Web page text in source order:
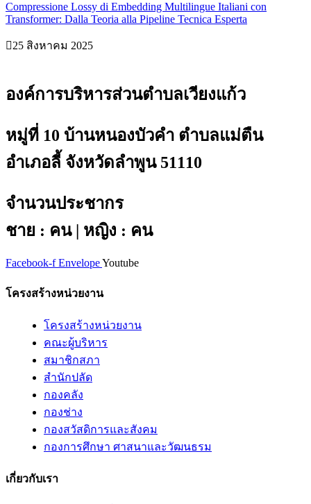
Compressione Lossy di Embedding Multilingue Italiani con
Transformer: Dalla Teoria alla Pipeline Tecnica Esperta
25 สิงหาคม 2025
องค์การบริหารส่วนตำบลเวียงแก้ว
หมู่ที่ 10 บ้านหนองบัวคำ ตำบลแม่ตืน
อำเภอลี้ จังหวัดลำพูน 51110
จำนวนประชากร
ชาย : คน | หญิง : คน
Facebook-f EnvelopeYoutube
โครงสร้างหน่วยงาน
โครงสร้างหน่วยงาน
คณะผู้บริหาร
สมาชิกสภา
สำนักปลัด
กองคลัง
กองช่าง
กองสวัสดิการและสังคม
กองการศึกษา ศาสนาและวัฒนธรม
เกี่ยวกับเรา